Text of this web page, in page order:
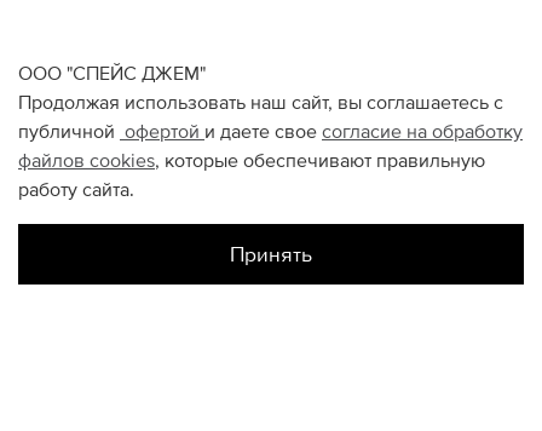
ООО "СПЕЙС ДЖЕМ"
Продолжая использовать наш сайт, вы соглашаетесь с
публичной офертой и даете свое согласие на обработку
файлов cookies, которые обеспечивают правильную
работу сайта.
Принять